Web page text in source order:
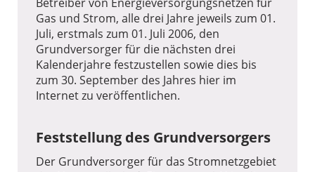
Nr. 4 - Anzahl
Entnahmestellen je Netz-
und Umspannebene
(Hausanschlüsse)
Entnahmest
Anzahl
Entnahmest
ellen - MS /
Anzahl 57
Gas und Strom, alle drei Jahre jeweils zum 01.
Juli, erstmals zum 01. Juli 2006, den
Grundversorger für die nächsten drei
Kalenderjahre festzustellen sowie dies bis
zum 30. September des Jahres hier im
Internet zu veröffentlichen.
Feststellung des Grundversorgers
Der Grundversorger für das Stromnetzgebiet